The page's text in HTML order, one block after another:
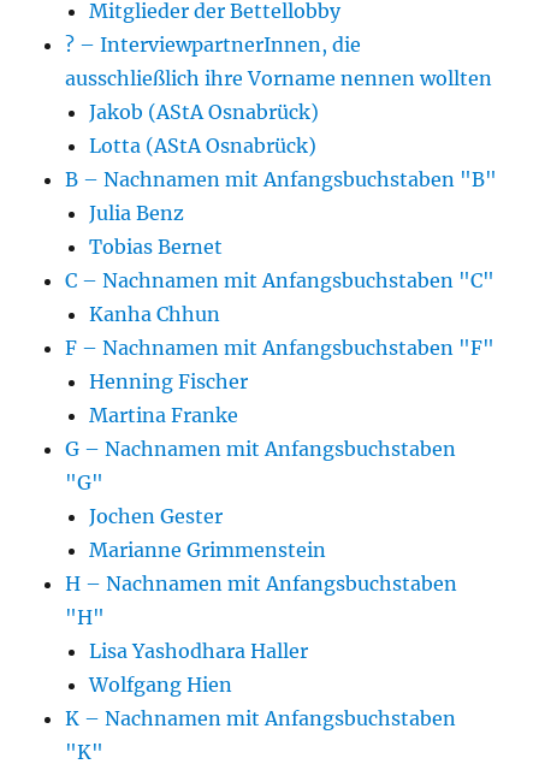
Mitglieder der Bettellobby
? – InterviewpartnerInnen, die
ausschließlich ihre Vorname nennen wollten
Jakob (AStA Osnabrück)
Lotta (AStA Osnabrück)
B – Nachnamen mit Anfangsbuchstaben "B"
Julia Benz
Tobias Bernet
C – Nachnamen mit Anfangsbuchstaben "C"
Kanha Chhun
F – Nachnamen mit Anfangsbuchstaben "F"
Henning Fischer
Martina Franke
G – Nachnamen mit Anfangsbuchstaben
"G"
Jochen Gester
Marianne Grimmenstein
H – Nachnamen mit Anfangsbuchstaben
"H"
Lisa Yashodhara Haller
Wolfgang Hien
K – Nachnamen mit Anfangsbuchstaben
"K"